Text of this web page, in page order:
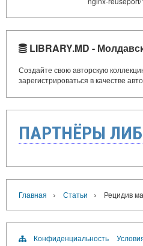
LIBRARY.MD -
Создайте свою авторскую
зарегистрироваться в качестве
ПАРТНЁРЫ
Главная › Статьи › Рецидив
Конфиденциальность